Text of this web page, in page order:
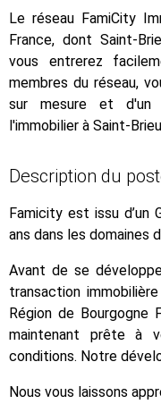
Le réseau FamiCity
France, dont Saint-
vous entrerez
membres du réseau,
sur mesure et d'un
l'immobilier à Saint-
Description du
Famicity est issu d’un
ans dans les domaines
Avant de se
transaction
Région de Bourgogne
maintenant prête à
conditions. Notre
Nous vous laissons